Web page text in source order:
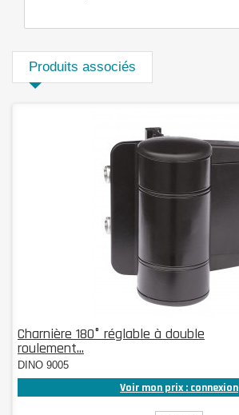
Produits associés
Charnière 180° réglable à double
roulement...
DINO 9005
Voir mon prix : connexion